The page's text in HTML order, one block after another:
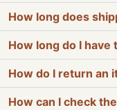
How long does
How long do I
How do I return an
How can I check